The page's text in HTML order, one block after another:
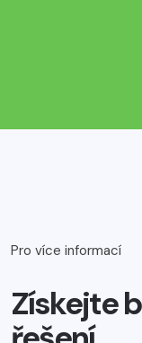
Pro více informací
Získejte